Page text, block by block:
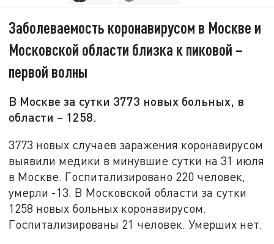
Заболеваемость коронавирусом в Москве и
Московской области близка к пиковой –
первой волны
В Москве за сутки 3773 новых больных, в
области – 1258.
3773 новых случаев заражения коронавирусом
выявили медики в минувшие сутки на 31 июля
в Москве. Госпитализировано 220 человек,
умерли -13. В Московской области за сутки
1258 новых больных коронавирусом.
Госпитализированы 21 человек. Умерших нет.